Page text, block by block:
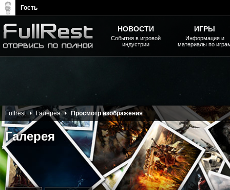
Галерея
Fullrest Галерея Просмотр изображения
НОВОСТИ
События в игровой
индустрии
ИГРЫ
Информация и
материалы по
Гость